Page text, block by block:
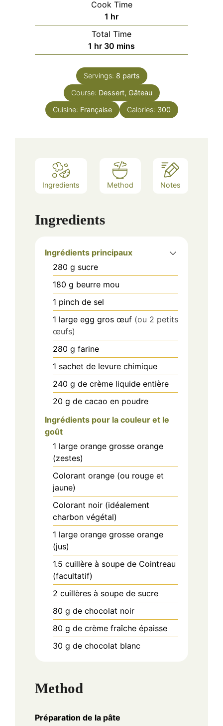
Cook Time
1 hour
hr
Total Time
1 hour
hr 30 minutes
mins
Servings: 8 parts
Course: Dessert, Gâteau
Cuisine: Française Calories: 300
Ingredients Method Notes
Ingredients
Ingrédients principaux
280 g sucre
180 g beurre mou
1 pinch de sel
1 large egg gros œuf (ou 2 petits
œufs)
280 g farine
1 sachet de levure chimique
240 g de crème liquide entière
20 g de cacao en poudre
Ingrédients pour la couleur et le
goût
1 large orange grosse orange
(zestes)
Colorant orange (ou rouge et
jaune)
Colorant noir (idéalement
charbon végétal)
1 large orange grosse orange
(jus)
1.5 cuillère à soupe de Cointreau
(facultatif)
2 cuillères à soupe de sucre
80 g de chocolat noir
80 g de crème fraîche épaisse
30 g de chocolat blanc
Method
Préparation de la pâte